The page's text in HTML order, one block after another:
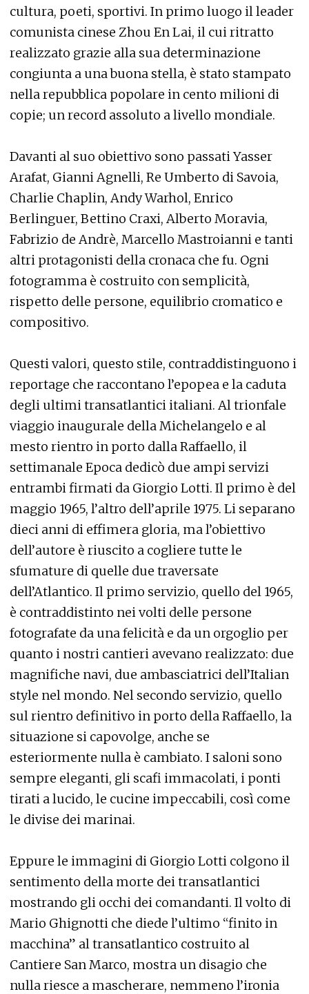
cultura, poeti, sportivi. In primo luogo il leader
comunista cinese Zhou En Lai, il cui ritratto
realizzato grazie alla sua determinazione
congiunta a una buona stella, è stato stampato
nella repubblica popolare in cento milioni di
copie; un record assoluto a livello mondiale.
Davanti al suo obiettivo sono passati Yasser
Arafat, Gianni Agnelli, Re Umberto di Savoia,
Charlie Chaplin, Andy Warhol, Enrico
Berlinguer, Bettino Craxi, Alberto Moravia,
Fabrizio de Andrè, Marcello Mastroianni e tanti
altri protagonisti della cronaca che fu. Ogni
fotogramma è costruito con semplicità,
rispetto delle persone, equilibrio cromatico e
compositivo.
Questi valori, questo stile, contraddistinguono i
reportage che raccontano l’epopea e la caduta
degli ultimi transatlantici italiani. Al trionfale
viaggio inaugurale della Michelangelo e al
mesto rientro in porto dalla Raffaello, il
settimanale Epoca dedicò due ampi servizi
entrambi firmati da Giorgio Lotti. Il primo è del
maggio 1965, l’altro dell’aprile 1975. Li separano
dieci anni di effimera gloria, ma l’obiettivo
dell’autore è riuscito a cogliere tutte le
sfumature di quelle due traversate
dell’Atlantico. Il primo servizio, quello del 1965,
è contraddistinto nei volti delle persone
fotografate da una felicità e da un orgoglio per
quanto i nostri cantieri avevano realizzato: due
magnifiche navi, due ambasciatrici dell’Italian
style nel mondo. Nel secondo servizio, quello
sul rientro definitivo in porto della Raffaello, la
situazione si capovolge, anche se
esteriormente nulla è cambiato. I saloni sono
sempre eleganti, gli scafi immacolati, i ponti
tirati a lucido, le cucine impeccabili, così come
le divise dei marinai.
Eppure le immagini di Giorgio Lotti colgono il
sentimento della morte dei transatlantici
mostrando gli occhi dei comandanti. Il volto di
Mario Ghignotti che diede l’ultimo “finito in
macchina” al transatlantico costruito al
Cantiere San Marco, mostra un disagio che
nulla riesce a mascherare, nemmeno l’ironia